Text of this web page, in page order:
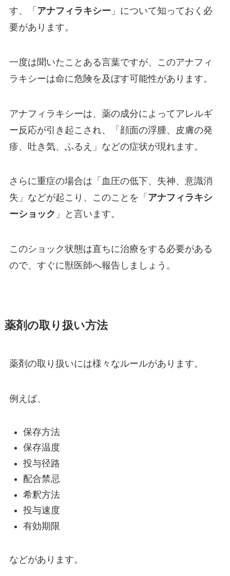
す、「 アナフィラキシー 」について知っておく必
要があります。
一度は聞いたことある言葉ですが、このアナフィ
ラキシーは命に危険を及ぼす可能性があります。
アナフィラキシーは、薬の成分によってアレルギ
ー反応が引き起こされ、「顔面の浮腫、皮膚の発
疹、吐き気、ふるえ」などの症状が現れます。
さらに重症の場合は「血圧の低下、失神、意識消
失」などが起こり、このことを「 アナフィラキシ
ーショック 」と言います。
このショック状態は直ちに治療をする必要がある
ので、すぐに獣医師へ報告しましょう。
薬剤の取り扱い方法
薬剤の取り扱いには様々なルールがあります。
例えば、
保存方法
保存温度
投与径路
配合禁忌
希釈方法
投与速度
有効期限
などがあります。